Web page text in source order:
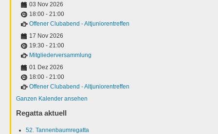
03 Nov 2026
18:00 - 21:00
Offener Clubabend - Altjuniorentreffen
17 Nov 2026
19:30 - 21:00
Mitgliederversammlung
01 Dez 2026
18:00 - 21:00
Offener Clubabend - Altjuniorentreffen
Ganzen Kalender ansehen
Regatta aktuell
52. Tannenbaumregatta